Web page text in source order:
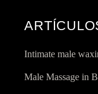
Intimate male
Male Massage in